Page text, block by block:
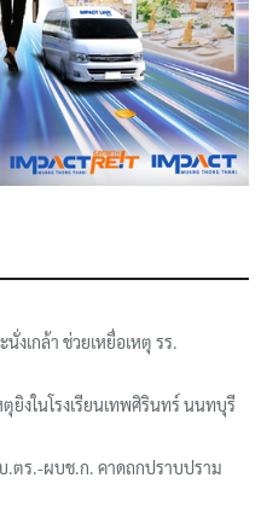
งเกล้า ช่วยเหยื่อเหตุ รร.
ยิงในโรงเรียนเทพศิรินทร์ นนทบุรี
.ตร.-ผบช.ก. คาดถกปราบปราม